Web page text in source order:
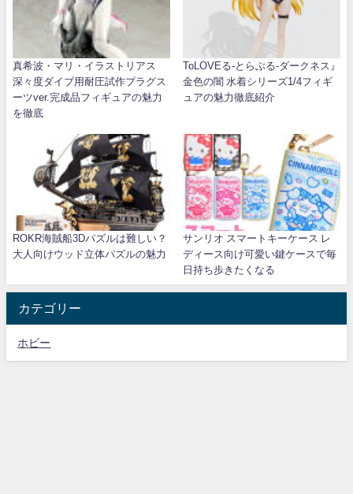
真希波・マリ・イラストリアス
深々度ダイブ用耐圧試作プラグス
ーツver.完成品フィギュアの魅力
を徹底
ToLOVEる-とらぶる-ダークネス』
金色の闇 水着シリーズ1/4フィギ
ュアの魅力徹底紹介
ROKR海賊船3Dパズルは難しい？
大人向けウッド立体パズルの魅力
サンリオ スマートキーケース レ
ディース向け可愛い鍵ケースで毎
日持ち歩きたくなる
カテゴリー
ホビー